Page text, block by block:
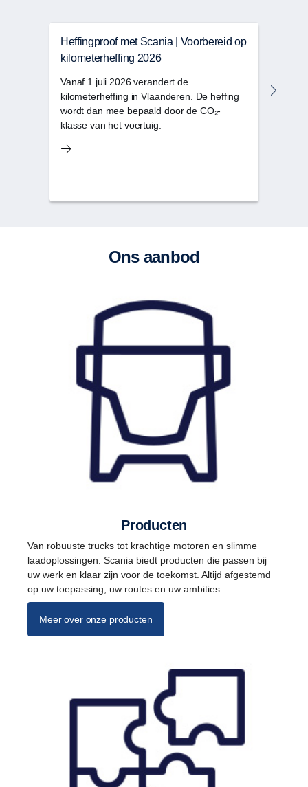
Heffingproof met Scania | Voorbereid op
kilometerheffing 2026
Vanaf 1 juli 2026 verandert de
kilometerheffing in Vlaanderen. De heffing
wordt dan mee bepaald door de CO₂-
klasse van het voertuig.
Ons aanbod
Producten
Van robuuste trucks tot krachtige motoren en slimme
laadoplossingen. Scania biedt producten die passen bij
uw werk en klaar zijn voor de toekomst. Altijd afgestemd
op uw toepassing, uw routes en uw ambities.
Meer over onze producten